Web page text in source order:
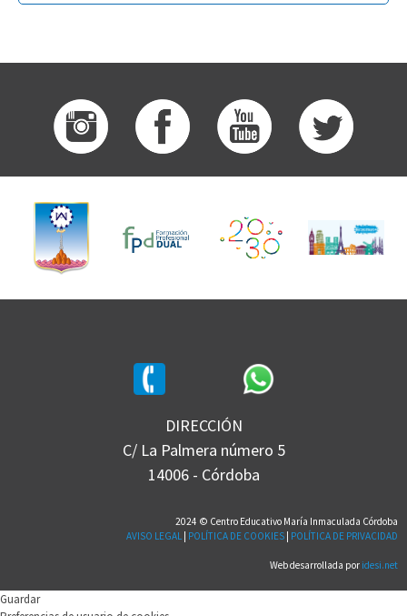
DIRECCIÓN
C/ La Palmera número 5
14006 - Córdoba
2024 © Centro Educativo María Inmaculada Córdoba
AVISO LEGAL | POLÍTICA DE COOKIES | POLÍTICA DE PRIVACIDAD
Web desarrollada por idesi.net
Guardar